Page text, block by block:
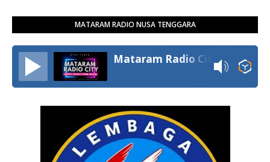
MATARAM RADIO NUSA TENGGARA
Mataram Radio City